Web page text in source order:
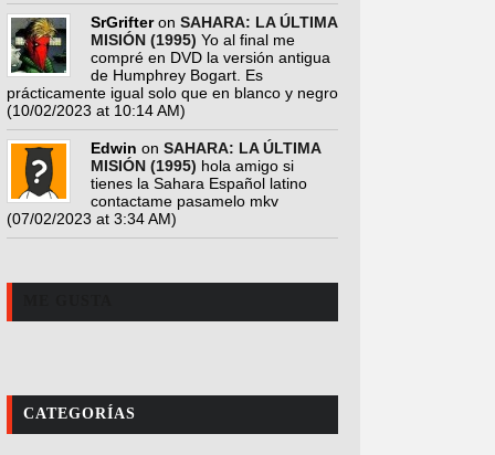
SrGrifteron SAHARA: LA ÚLTIMA
MISIÓN (1995) Yo al final me
compré en DVD la versión antigua
de Humphrey Bogart. Es
prácticamente igual solo que en blanco y negro
(10/02/2023 at 10:14 AM)
Edwin on SAHARA: LA ÚLTIMA
MISIÓN (1995) hola amigo si
tienes la Sahara Español latino
contactame pasamelo mkv
(07/02/2023 at 3:34 AM)
CATEGORÍAS